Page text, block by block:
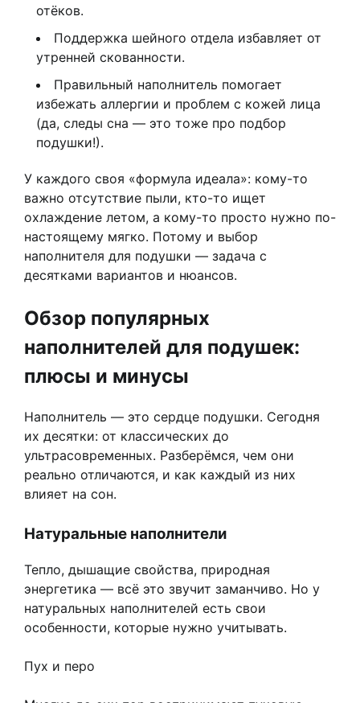
отёков.
Поддержка шейного отдела избавляет от
утренней скованности.
Правильный наполнитель помогает
избежать аллергии и проблем с кожей лица
(да, следы сна — это тоже про подбор
подушки!).
У каждого своя «формула идеала»: кому-то
важно отсутствие пыли, кто-то ищет
охлаждение летом, а кому-то просто нужно по-
настоящему мягко. Потому и выбор
наполнителя для подушки — задача с
десятками вариантов и нюансов.
Обзор популярных
наполнителей для подушек:
плюсы и минусы
Наполнитель — это сердце подушки. Сегодня
их десятки: от классических до
ультрасовременных. Разберёмся, чем они
реально отличаются, и как каждый из них
влияет на сон.
Натуральные наполнители
Тепло, дышащие свойства, природная
энергетика — всё это звучит заманчиво. Но у
натуральных наполнителей есть свои
особенности, которые нужно учитывать.
Пух и перо